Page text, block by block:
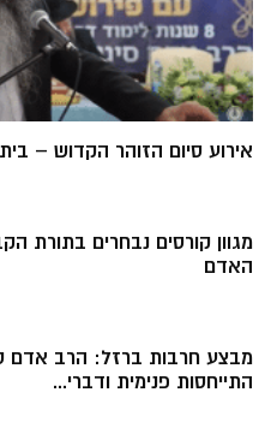
אירוע סיום הזוהר הקדוש –
מגוון קורסים נבחרים בתורת
האדם
מבצע חרבות ברזל: הרב אדם
התייחסות פנימית ודברי...